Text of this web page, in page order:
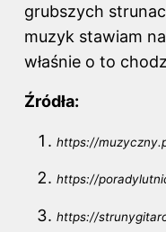
grubszych
muzyk stawiam
właśnie o to
Źródła:
https://
https://
https://